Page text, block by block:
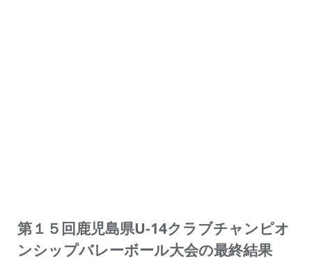
第１５回鹿児島県U-14クラブチャンピオ
ンシップバレーボール大会の最終結果